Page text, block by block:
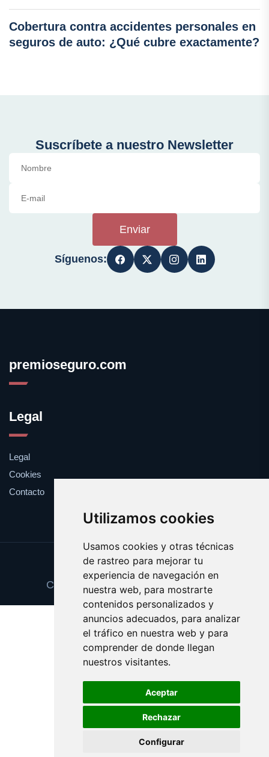
Utilizamos cookies
Usamos cookies y otras técnicas
de rastreo para mejorar tu
experiencia de navegación en
nuestra web, para mostrarte
contenidos personalizados y
anuncios adecuados, para analizar
el tráfico en nuestra web y para
comprender de donde llegan
nuestros visitantes.
Aceptar
Rechazar
Configurar
Cobertura contra accidentes personales en
seguros de auto: ¿Qué cubre exactamente?
Suscríbete a nuestro Newsletter
Enviar
Síguenos:
premioseguro.com
Legal
Legal
Cookies
Contacto
Update cookies preferences
Copyright © 2025 premioseguro.com